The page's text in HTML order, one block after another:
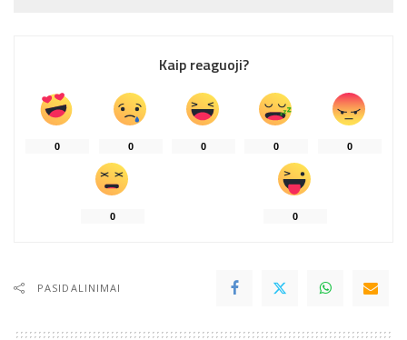
Kaip reaguoji?
0 0 0 0 0
0 0
PASIDALINIMAI